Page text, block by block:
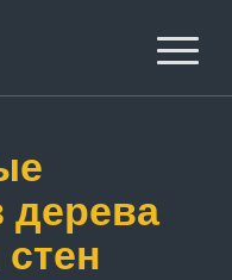
дерева